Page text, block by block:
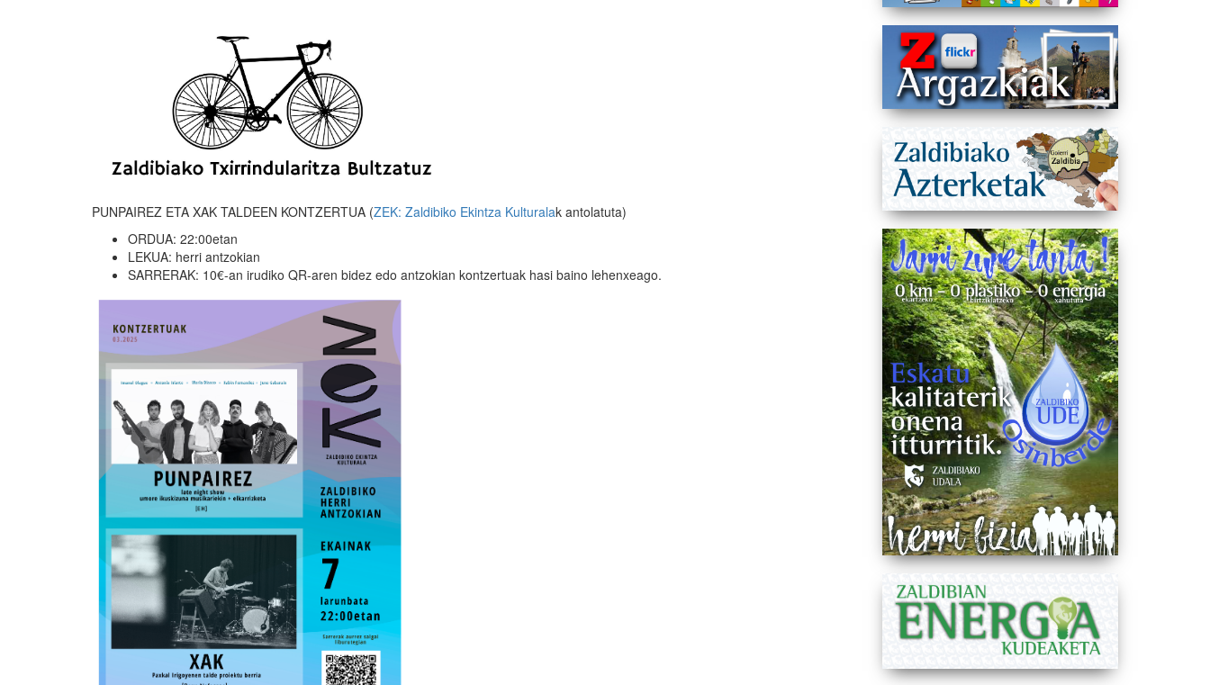
PUNPAIREZ ETA XAK TALDEEN KONTZERTUA (ZEK: Zaldibiko Ekintza Kulturalak antolatuta)
ORDUA: 22:00etan
LEKUA: herri antzokian
SARRERAK: 10€-an irudiko QR-aren bidez edo antzokian kontzertuak hasi baino lehenxeago.